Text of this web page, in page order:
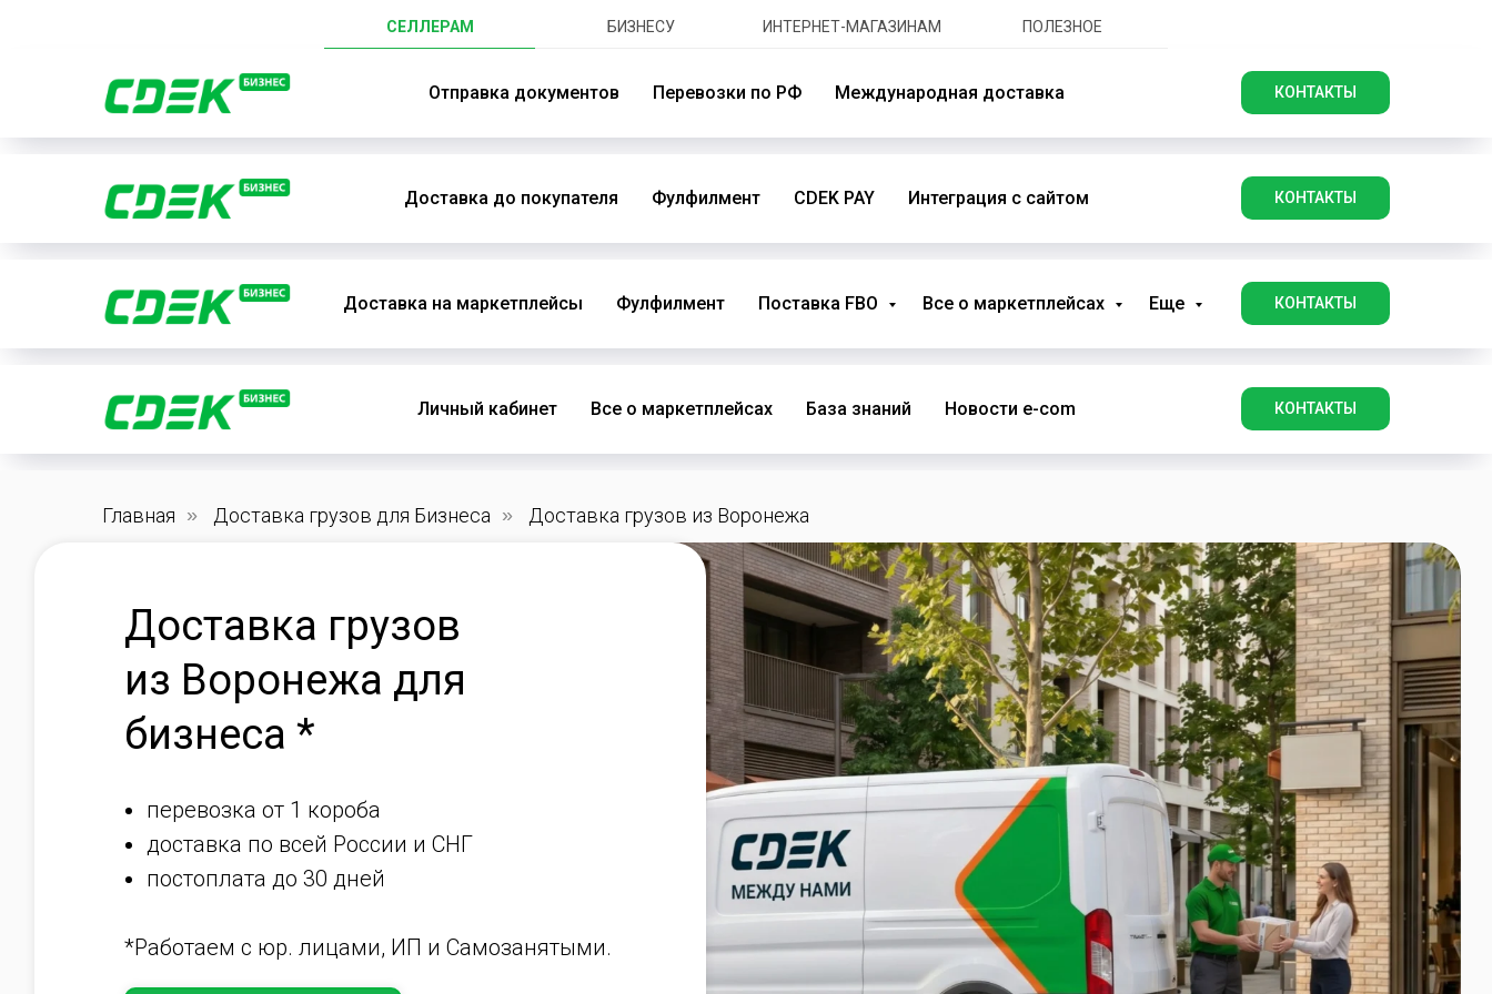
СЕЛЛЕРАМ БИЗНЕСУ ИНТЕРНЕТ-МАГАЗИНАМ ПОЛЕЗНОЕ
Отправка документов Перевозки по РФ Международная доставка КОНТАКТЫ
Доставка до покупателя Фулфилмент CDEK PAY Интеграция с сайтом КОНТАКТЫ
Доставка на маркетплейсы Фулфилмент Поставка FBO Все о маркетплейсах Еще КОНТАКТЫ
Личный кабинет Все о маркетплейсах База знаний Новости e-com КОНТАКТЫ
Главная » Доставка грузов для Бизнеса » Доставка грузов из Воронежа
Доставка грузов
из Воронежа для
бизнеса *
перевозка от 1 короба
доставка по всей России и СНГ
постоплата до 30 дней
*Работаем с юр. лицами, ИП и Самозанятыми.